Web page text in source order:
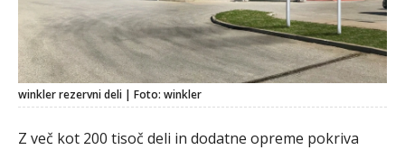
winkler rezervni deli | Foto: winkler
Z več kot 200 tisoč deli in dodatne opreme pokriva